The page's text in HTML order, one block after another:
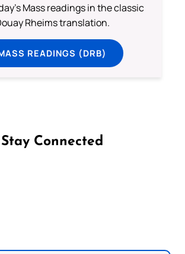
Mass readings in the classic
Rheims translation.
READINGS (DRB)
Stay Connected